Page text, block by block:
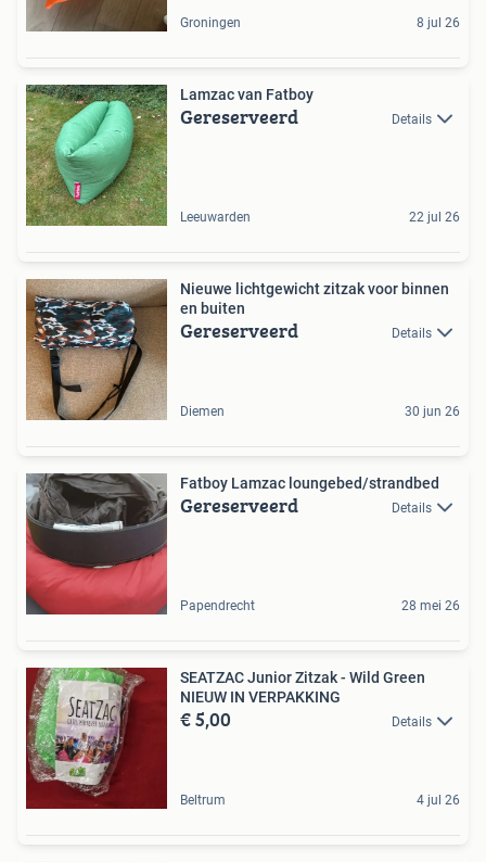
Groningen 8 jul 26
Lamzac van Fatboy
Gereserveerd Details
Leeuwarden 22 jul 26
Nieuwe lichtgewicht zitzak voor binnen
en buiten
Gereserveerd Details
Diemen 30 jun 26
Fatboy Lamzac loungebed/strandbed
Gereserveerd Details
Papendrecht 28 mei 26
SEATZAC Junior Zitzak - Wild Green
NIEUW IN VERPAKKING
€ 5,00 Details
Beltrum 4 jul 26